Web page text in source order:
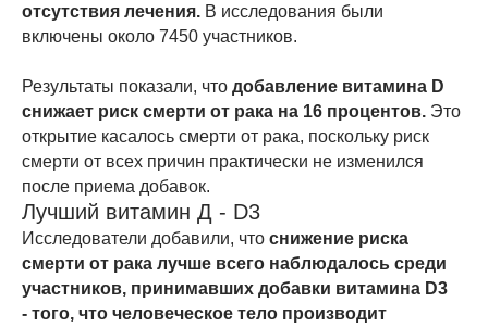
отсутствия лечения. В исследования были
включены около 7450 участников.
Результаты показали, что добавление витамина D
снижает риск смерти от рака на 16 процентов. Это
открытие касалось смерти от рака, поскольку риск
смерти от всех причин практически не изменился
после приема добавок.
Лучший витамин Д - D3
Исследователи добавили, что снижение риска
смерти от рака лучше всего наблюдалось среди
участников, принимавших добавки витамина D3
- того, что человеческое тело производит